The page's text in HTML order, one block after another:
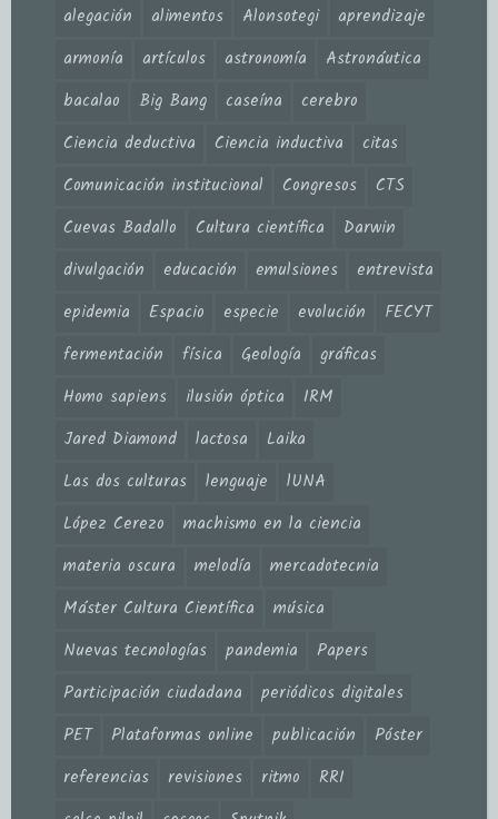
alegación alimentos Alonsotegi
aprendizaje
armonía
artículos astronomía
Astronáutica
bacalao
Big Bang caseína
cerebro
Ciencia deductiva
Ciencia inductiva
citas
Comunicación institucional
Congresos
CTS
Cuevas Badallo
Cultura científica
Darwin
divulgación
educación emulsiones
entrevista
epidemia
Espacio especie evolución
FECYT
fermentación
física Geología
gráficas
Homo sapiens
ilusión óptica
IRM
Jared Diamond
lactosa
Laika
Las dos culturas
lenguaje
lUNA
López Cerezo
machismo en la ciencia
materia oscura
melodía
mercadotecnia
Máster Cultura Científica
música
Nuevas tecnologías
pandemia
Papers
Participación ciudadana
periódicos digitales
PET
Plataformas online publicación
Póster
referencias
revisiones ritmo
RRI